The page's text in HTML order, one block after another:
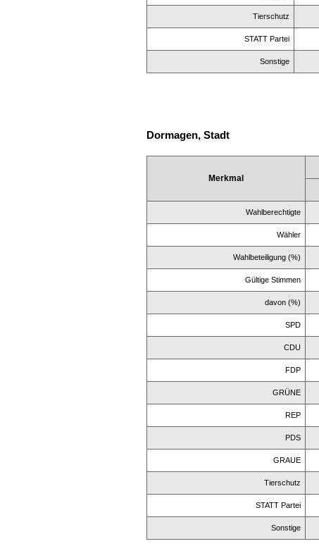
Tierschutz
STATT Partei
Sonstige
Dormagen, Stadt
Merkmal
Wahlberechtigte
Wähler
Wahlbeteiligung (%)
Gültige Stimmen
davon (%)
SPD
CDU
FDP
GRÜNE
REP
PDS
GRAUE
Tierschutz
STATT Partei
Sonstige